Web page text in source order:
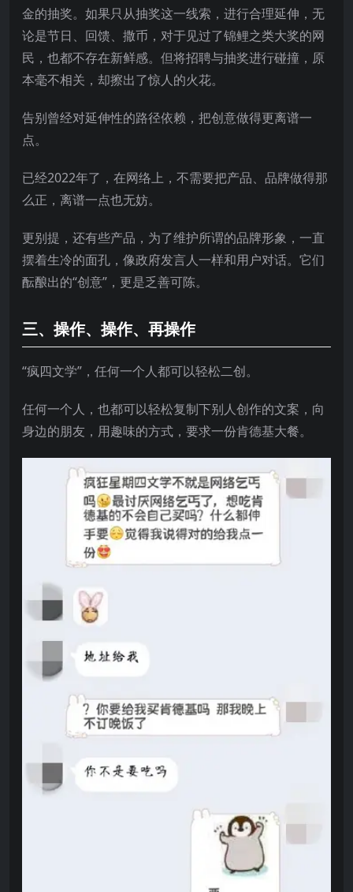
金的抽奖。如果只从抽奖这一线索，进行合理延伸，无
论是节日、回馈、撒币，对于见过了锦鲤之类大奖的网
民，也都不存在新鲜感。但将招聘与抽奖进行碰撞，原
本毫不相关，却擦出了惊人的火花。
告别曾经对延伸性的路径依赖，把创意做得更离谱一
点。
已经2022年了，在网络上，不需要把产品、品牌做得那
么正，离谱一点也无妨。
更别提，还有些产品，为了维护所谓的品牌形象，一直
摆着生冷的面孔，像政府发言人一样和用户对话。它们
酝酿出的“创意”，更是乏善可陈。
三、操作、操作、再操作
“疯四文学”，任何一个人都可以轻松二创。
任何一个人，也都可以轻松复制下别人创作的文案，向
身边的朋友，用趣味的方式，要求一份肯德基大餐。